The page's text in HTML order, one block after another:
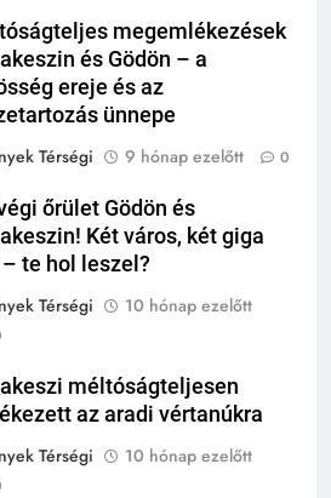
megemlékezések
és Gödön – a
ereje és az
ünnepe
Térségi
9 hónap ezelőtt 0
őrület Gödön és
Két város, két giga
te hol leszel?
Térségi
10 hónap ezelőtt
méltóságteljesen
az aradi vértanúkra
Térségi
10 hónap ezelőtt